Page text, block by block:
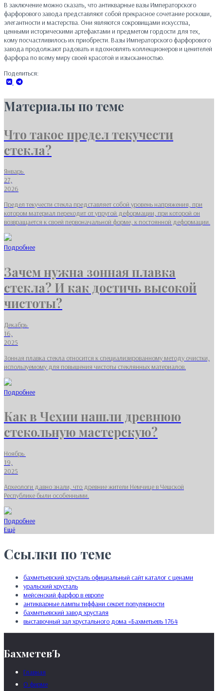
В заключение можно сказать, что антикварные вазы Императорского
фарфорового завода представляют собой прекрасное сочетание роскоши,
элегантности и мастерства. Они являются сокровищами искусства,
ценными историческими артефактами и предметом гордости для тех,
кому посчастливилось их приобрести. Вазы Императорского фарфорового
завода продолжают радовать и вдохновлять коллекционеров и ценителей
фарфора по всему миру своей красотой и изысканностью.
Поделиться:
Материалы по теме
Что такое предел текучести
стекла?
Январь
27,
2026
Предел текучести стекла представляет собой уровень напряжения, при
котором материал переходит от упругой деформации, при которой он
возвращается к своей первоначальной форме, к постоянной деформации.
Подробнее
Зачем нужна зонная плавка
стекла? И как достичь высокой
чистоты?
Декабрь
16,
2025
Зонная плавка стекла относится к специализированному методу очистки,
используемому для повышения чистоты стеклянных материалов.
Подробнее
Как в Чехии нашли древнюю
стекольную мастерскую?
Ноябрь
19,
2025
Археологи давно знали, что древние жители Немчице в Чешской
Республике были особенными.
Подробнее
Ещё
Ссылки по теме
бахметьевский хрусталь официальный сайт каталог с ценами
уральский хрусталь
мейсенский фарфор в европе
антикварные лампы тиффани секрет популярности
бахметьевский завод хрусталя
выставочный зал хрустального дома «Бахметьевъ 1764
БахметевЪ
Главная
О фирме